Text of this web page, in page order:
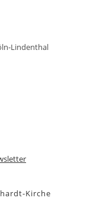
Lindenthal
Kirche